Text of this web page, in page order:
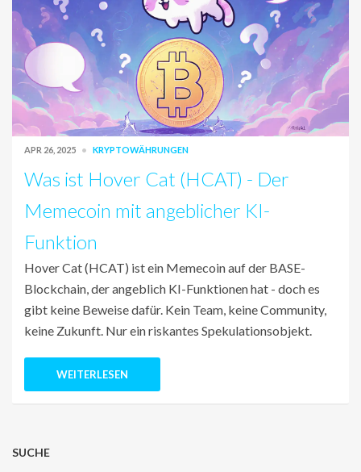
APR 26, 2025 KRYPTOWÄHRUNGEN
Was ist Hover Cat (HCAT) - Der
Memecoin mit angeblicher KI-
Funktion
Hover Cat (HCAT) ist ein Memecoin auf der BASE-
Blockchain, der angeblich KI-Funktionen hat - doch es
gibt keine Beweise dafür. Kein Team, keine Community,
keine Zukunft. Nur ein riskantes Spekulationsobjekt.
WEITERLESEN
SUCHE